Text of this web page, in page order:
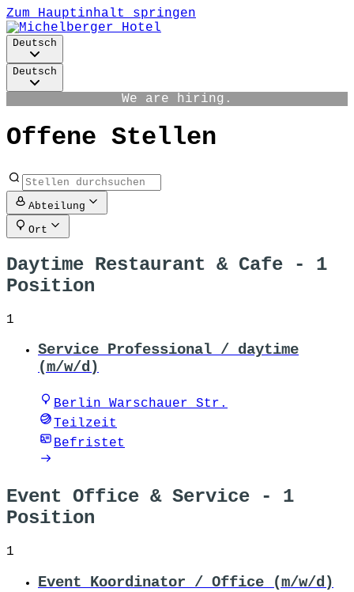
Zum Hauptinhalt springen
Deutsch
Deutsch
We are hiring.
Offene Stellen
Abteilung
Ort
Daytime Restaurant & Cafe - 1
Position
1
Service Professional / daytime
(m/w/d)
Berlin Warschauer Str.
Teilzeit
Befristet
Event Office & Service - 1
Position
1
Event Koordinator / Office (m/w/d)